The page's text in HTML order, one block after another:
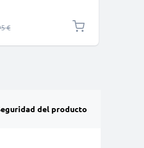
para TV, DVD, Blu-
Consola
normal
€
del producto